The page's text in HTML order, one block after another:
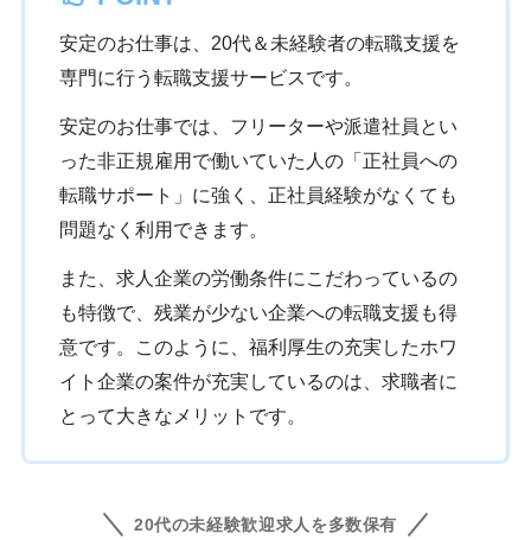
安定のお仕事は、20代＆未経験者の転職支援を
専門に行う転職支援サービスです。
安定のお仕事では、フリーターや派遣社員とい
った非正規雇用で働いていた人の「正社員への
転職サポート」に強く、正社員経験がなくても
問題なく利用できます。
また、求人企業の労働条件にこだわっているの
も特徴で、残業が少ない企業への転職支援も得
意です。このように、福利厚生の充実したホワ
イト企業の案件が充実しているのは、求職者に
とって大きなメリットです。
20代の未経験歓迎求人を多数保有